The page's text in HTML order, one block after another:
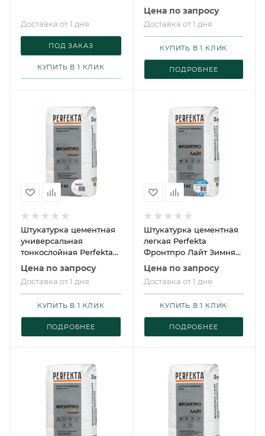
Доставка от 1 дня
ПОД ЗАКАЗ
КУПИТЬ В 1 КЛИК
Зимняя серия 25 кг
Цена по запросу
Доставка от 1 дня
ПОДРОБНЕЕ
КУПИТЬ В 1 КЛИК
Штукатурка цементная
универсальная
тонкослойная Perfekta
Фронтпро Стандарт
Плюс 25 кг
Цена по запросу
Доставка от 1 дня
ПОДРОБНЕЕ
КУПИТЬ В 1 КЛИК
Штукатурка цементная
легкая Perfekta
Фронтпро Лайт Зимняя
серия 30 кг
Цена по запросу
Доставка от 1 дня
ПОДРОБНЕЕ
КУПИТЬ В 1 КЛИК